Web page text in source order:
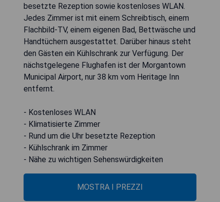
besetzte Rezeption sowie kostenloses WLAN.
Jedes Zimmer ist mit einem Schreibtisch, einem
Flachbild-TV, einem eigenen Bad, Bettwäsche und
Handtüchern ausgestattet. Darüber hinaus steht
den Gästen ein Kühlschrank zur Verfügung. Der
nächstgelegene Flughafen ist der Morgantown
Municipal Airport, nur 38 km vom Heritage Inn
entfernt.
- Kostenloses WLAN
- Klimatisierte Zimmer
- Rund um die Uhr besetzte Rezeption
- Kühlschrank im Zimmer
- Nähe zu wichtigen Sehenswürdigkeiten
MOSTRA I PREZZI